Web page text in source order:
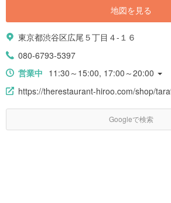
地図を見る
東京都渋谷区広尾５丁目４-１６
080-6793-5397
営業中 11:30～15:00, 17:00～20:00
https://therestaurant-hiroo.com/shop/
Googleで検索